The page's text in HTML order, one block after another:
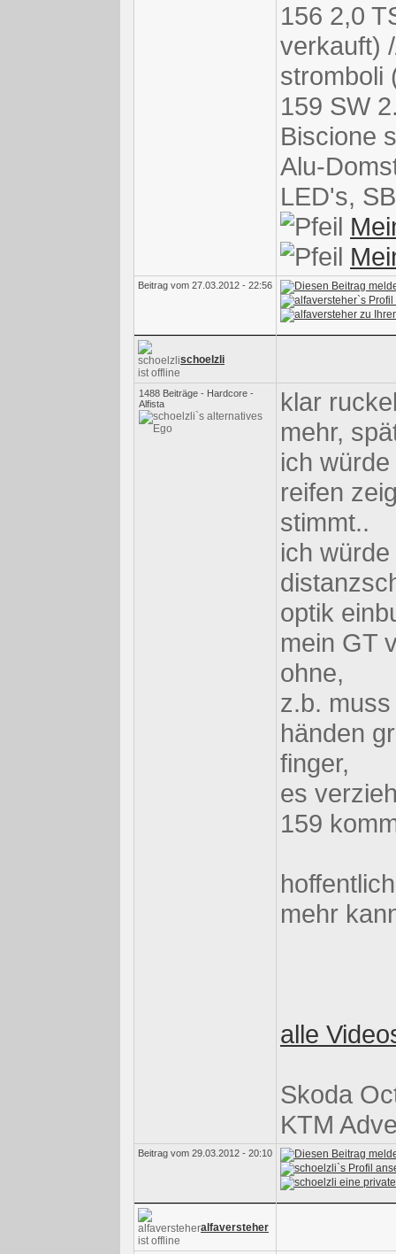
156 2,0
verkauft)
stromboli
159 SW
Biscione
Alu-
LED's,
Beitrag vom 27.03.2012 - 22:56
schoelzli
1488 Beiträge - Hardcore -
Alfista
klar
mehr,
ich
reifen
stimmt..
ich
optik
mein GT
ohne,
z.b.
händen
finger,
es
159
mehr
alle
Skoda
KTM
Beitrag vom 29.03.2012 - 20:10
alfaversteher